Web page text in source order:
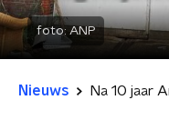
foto: ANP
Nieuws